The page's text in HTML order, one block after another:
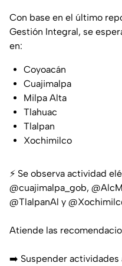
Con base en el último
Gestión Integral, se
en:
Coyoacán
Cuajimalpa
Milpa Alta
Tlahuac
Tlalpan
Xochimilco
⚡️ Se observa actividad
@cuajimalpa_gob,
@TlalpanAl y
Atiende las
➡️ Suspender actividades